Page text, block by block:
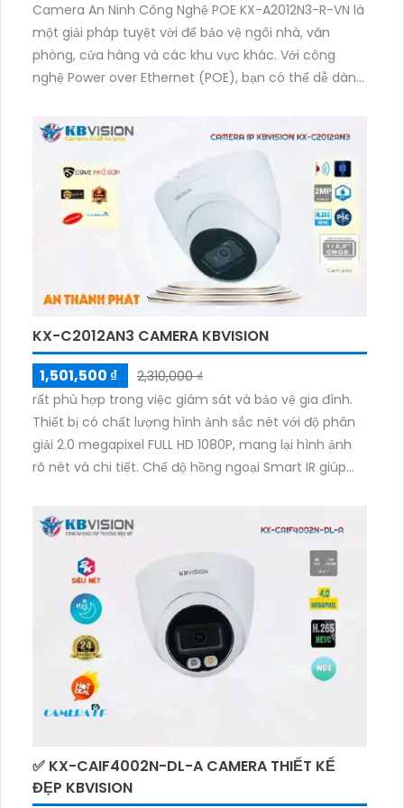
Camera An Ninh Công Nghệ POE KX-A2012N3-R-VN là
một giải pháp tuyệt vời để bảo vệ ngôi nhà, văn
phòng, cửa hàng và các khu vực khác. Với công
nghệ Power over Ethernet (POE), bạn có thể dễ dàng
dây điện riêng. Độ phân giải cao 2MP giúp bạn có
được hình ảnh sắc nét và chi tiết. Thiết kế chắc chắn
và chống nước giúp camera hoạt động ổn định trong
mọi điều kiện thời tiết. Hơn nữa, tích hợp hồng ngoại
cho phép bạn quan sát trong điều kiện ánh sáng yếu
và đảm bảo an ninh 24/7. Sản phẩm này đáng để
đầu tư cho hệ thống camera an ninh của bạn.
KX-C2012AN3 CAMERA KBVISION
1,501,500 ₫
2,310,000 ₫
rất phù hợp trong việc giám sát và bảo vệ gia đình.
Thiết bị có chất lượng hình ảnh sắc nét với độ phân
giải 2.0 megapixel FULL HD 1080P, mang lại hình ảnh
rõ nét và chi tiết. Chế độ hồng ngoại Smart IR giúp
đảm bảo an ninh mọi lúc. Với công nghệ IP POE,
camera không bị giảm chất lượng và dễ dàng lắp
đặt. Ngoài ra, thiết bị cũng tích hợp khả năng thu
âm, đáp ứng nhu cầu giám sát âm thanh. Dome kim
loại thời trang và bền bỉ là lựa chọn tuyệt vời cho gia
✅ KX-CAIF4002N-DL-A CAMERA THIẾT KẾ
ĐẸP KBVISION